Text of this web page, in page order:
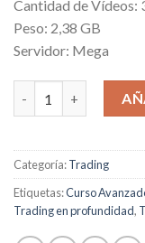
Cantidad de Vídeos:
Peso: 2,38 GB
Servidor: Mega
Curso Avanzado de
Categoría:Trading
Etiquetas:Curso
Trading en profundidad,